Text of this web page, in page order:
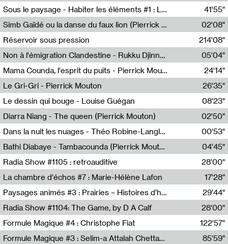
Kanal103
Sous le paysage - Habiter les éléments #1 : Les éléments et les débordements du vivant
Nastassja Martin
41'55"
Simb Gaïdé ou la danse du faux lion (Pierrick Mouton)
Pierrick Mouton,Simb Gaïdé
02'08"
Réservoir sous pression
214'08"
Non à l'émigration Clandestine - Rukku Djinne Squad (Eden Tinto Collins)
Eden Tinto Collins,Rukku Djinne
05'04"
Mama Counda, l'esprit du puits - Pierrick Mouton
Pierrick Mouton
24'14"
Le Gri-Gri - Pierrick Mouton
Pierrick Mouton
26'35"
Le dessin qui bouge - Louise Guégan
Louise Guégan
08'23"
Diarra Niang - The queen (Pierrick Mouton)
Pierrick Mouton,Diarra Niang
02'50"
Dans la nuit les nuages - Théo Robine-Langlois
Théo Robine-Langlois,LD Beat
00'53"
Bathi Diabaye - Tambacounda (Pierrick Mouton)
Pierrick Mouton,Bathi Diabaye
04'45"
Radia Show #1105 : retroauditive
Soundart Radio
28'00"
La chambre d'échos #7 : Marie-Hélène Lafon
Revue Les Chambres,Marie-Hélène Lafon
17'28"
Paysages animés #3 : Prairies – Histoires d’herbes et d’humains
Anne Simon
29'44"
Radia Show #1104: The Game, by D A Calf
Radio One NZ
28'00"
Formule Magique #4 : Christophe Fiat
Nathalie Lacroix
122'57"
Formule Magique #3 : Selim-a Attalah Chettaoui
85'59"